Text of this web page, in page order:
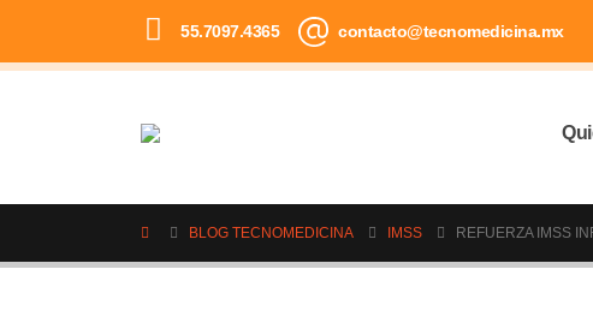
55.7097.4365 contacto@tecnomedicina.mx
BLOG TECNOMEDICINA IMSS REFUERZA IMSS